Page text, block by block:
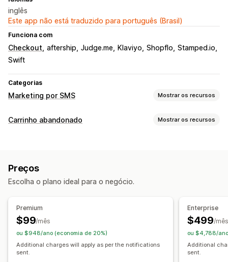
inglês
Este app não está traduzido para português (Brasil)
Funciona com
Checkout aftership Judge.me Klaviyo Shopflo Stamped.io
Swift
Categorias
Marketing por SMS Mostrar os recursos
Gerenciamento de campanhas
Modelos
Análise em tempo real Acompanhamento de ROI
Automação do fluxo de trabalho
Recuperação de carrinho
Códigos de desconto
Solicitações de feedback Confirmações de pedidos
Recomendações de produtos
Carrinho abandonado Mostrar os recursos
Notificações por SMS
Pop-ups de participação Ofertas de desconto
Acompanhamento de conversões
Fluxos de trabalho automatizados
Opções de exibição
Branding personalizado
Acionadores
Preços
Escolha o plano ideal para o negócio.
Premium
$99/mês
ou $948/ano (economia de 20%)
Additional charges will apply as per the notifications
sent.
Enterprise
$499/mês
ou $4,788/
Additional
sent.